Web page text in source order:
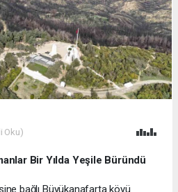
Oku)
Bir Yılda Yeşile Büründü
bağlı Büyükanafarta köyü